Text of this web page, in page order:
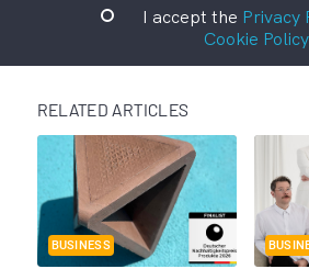
I accept the Privacy
Cookie Policy
RELATED ARTICLES
BUSINESS